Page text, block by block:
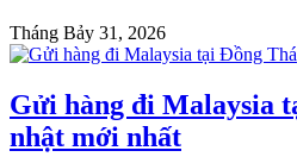
Tháng Bảy 31, 2026
Gửi hàng đi Malaysia
nhật mới nhất